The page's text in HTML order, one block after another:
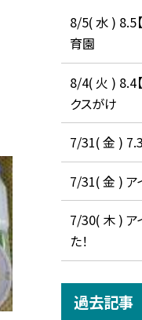
8/5( 水 ) 8.5
育園
8/4( 火 ) 8.4
クスがけ
7/31( 金 )
7/31( 金 ) ア
7/30( 木 ) ア
た！
過去記事